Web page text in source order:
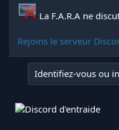
La F.A.R.A ne
Rejoins le serveur
Identifiez-vous ou